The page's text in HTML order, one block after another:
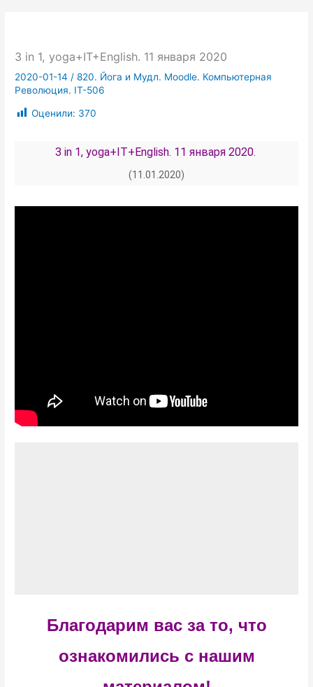
3 in 1, yoga+IT+English. 11 января 2020
2020-01-14 /820. Йога и Мудл. Moodle. Компьютерная
Революция. IT-506
Оценили: 370
3 in 1, yoga+IT+English. 11 января 2020.
(11.01.2020)
Благодарим вас за то, что
ознакомились с нашим